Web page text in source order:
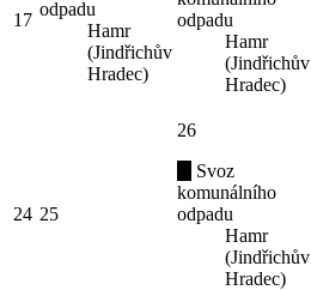
17
odpadu
Hamr
(Jindřichův
Hradec)
odpadu
Hamr
(Jindřichův
Hradec)
24 25
26
Svoz
komunálního
odpadu
Hamr
(Jindřichův
Hradec)